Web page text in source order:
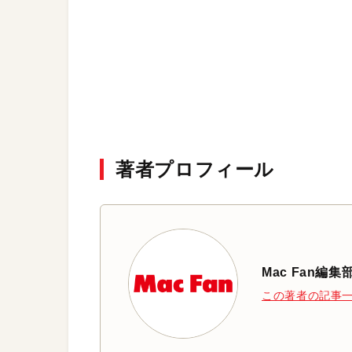
著者プロフィール
Mac Fan編集
この著者の記事